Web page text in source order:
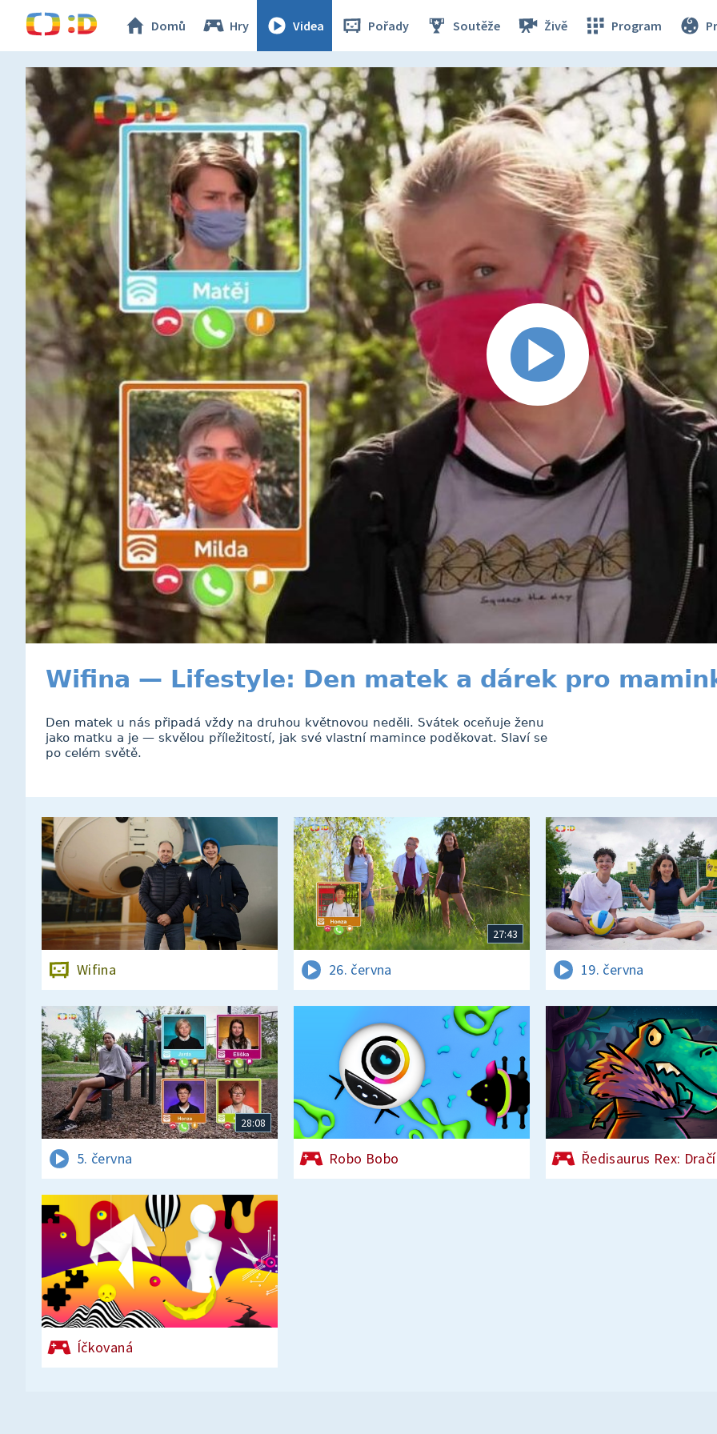
Domů Hry Videa Pořady Soutěže Živě Program
Wifina — Lifestyle: Den matek a dárek pro
Den matek u nás připadá vždy na druhou květnovou neděli. Svátek oceňuje ženu
jako matku a je — skvělou příležitostí, jak své vlastní mamince poděkovat. Slaví se
po celém světě.
Wifina
27:43
26. června 19. června
28:08
5. června Robo Bobo Ředisaurus Rex:
Íčkovaná